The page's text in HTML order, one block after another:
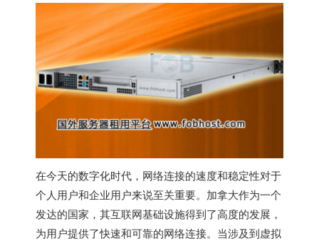
在今天的数字化时代，网络连接的速度和稳定性对于
个人用户和企业用户来说至关重要。加拿大作为一个
发达的国家，其互联网基础设施得到了高度的发展，
为用户提供了快速和可靠的网络连接。当涉及到虚拟